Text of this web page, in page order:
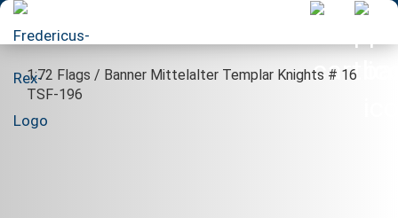
1:72 Flags / Banner Mittelalter Templar Knights # 16
TSF-196